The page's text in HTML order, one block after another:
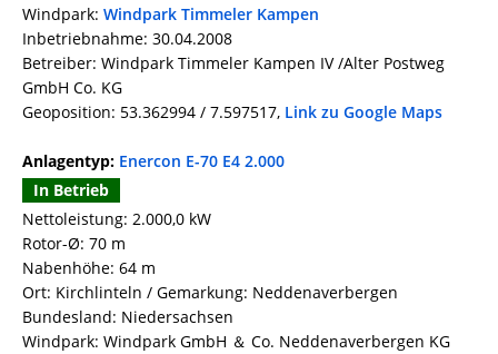
Windpark: Windpark Timmeler Kampen
Inbetriebnahme: 30.04.2008
Betreiber: Windpark Timmeler Kampen IV /Alter Postweg
GmbH Co. KG
Geoposition: 53.362994 / 7.597517, Link zu Google Maps
Anlagentyp: Enercon E-70 E4 2.000
In Betrieb
Nettoleistung: 2.000,0 kW
Rotor-Ø: 70 m
Nabenhöhe: 64 m
Ort: Kirchlinteln / Gemarkung: Neddenaverbergen
Bundesland: Niedersachsen
Windpark: Windpark GmbH ＆ Co. Neddenaverbergen KG